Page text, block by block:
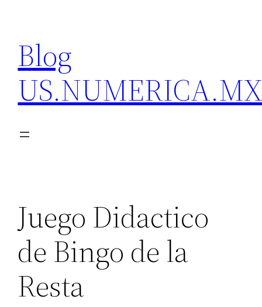
content
Blog
Juego Didactico
de Bingo de la
Resta